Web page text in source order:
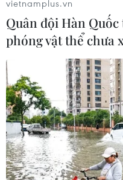
(Video: VFF)
vietnamplus.vn
Quân đội Hàn
phóng vật thể chưa